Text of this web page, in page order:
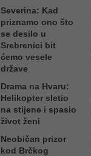
Severina: Kad
priznamo ono što
se desilo u
Srebrenici bit
ćemo vesele
države
Drama na Hvaru:
Helikopter sletio
na stijene i spasio
život ženi
Neobičan prizor
kod Brčkog